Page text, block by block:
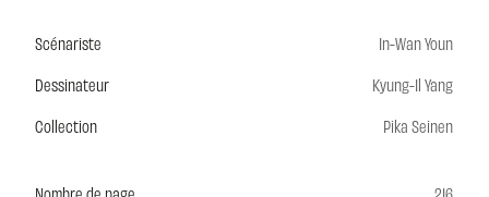
Scénariste
In-Wan Youn
Dessinateur
Kyung-Il Yang
Collection
Pika Seinen